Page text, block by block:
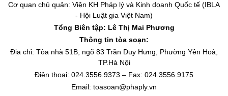
Cơ quan chủ quản: Viện KH Pháp lý và Kinh doanh Quốc tế (IBLA
- Hội Luật gia Việt Nam)
Tổng Biên tập: Lê Thị Mai Phương
Thông tin tòa soạn:
Địa chỉ: Tòa nhà 51B, ngõ 83 Trần Duy Hưng, Phường Yên Hoà,
TP.Hà Nội
Điện thoại: 024.3556.9373 – Fax: 024.3556.9175
Email: toasoan@phaply.vn